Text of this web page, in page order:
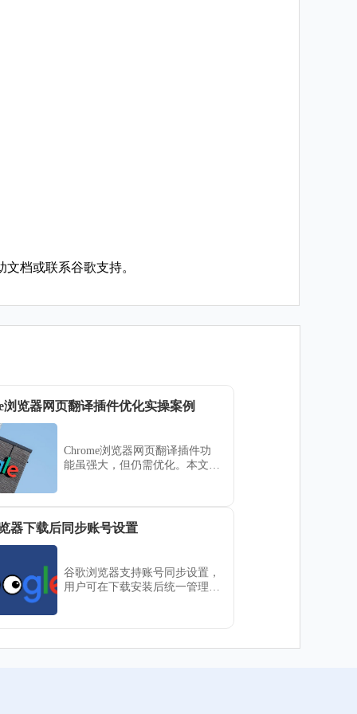
档或联系谷歌支持。
浏览器网页翻译插件优化实操案例
Chrome浏览器网页翻译插件功
能虽强大，但仍需优化。本文结
器下载后同步账号设置
谷歌浏览器支持账号同步设置，
用户可在下载安装后统一管理书